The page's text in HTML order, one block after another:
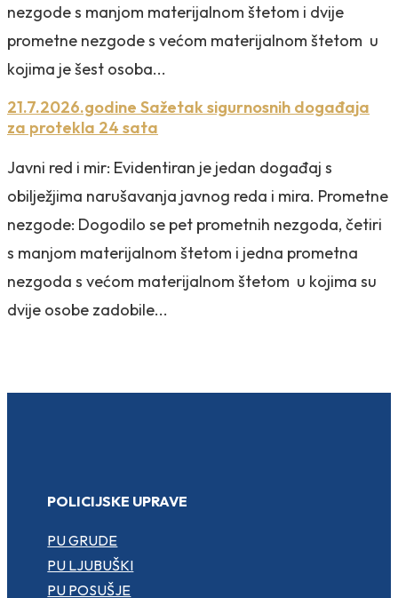
nezgode s manjom materijalnom štetom i dvije
prometne nezgode s većom materijalnom štetom u
kojima je šest osoba...
21.7.2026.godine Sažetak sigurnosnih događaja
za protekla 24 sata
Javni red i mir: Evidentiran je jedan događaj s
obilježjima narušavanja javnog reda i mira. Prometne
nezgode: Dogodilo se pet prometnih nezgoda, četiri
s manjom materijalnom štetom i jedna prometna
nezgoda s većom materijalnom štetom u kojima su
dvije osobe zadobile...
POLICIJSKE UPRAVE
PU GRUDE
PU LJUBUŠKI
PU POSUŠJE